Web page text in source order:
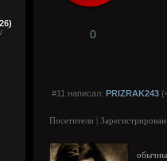
0
#11 написал: PRIZRAK243
Посетители |